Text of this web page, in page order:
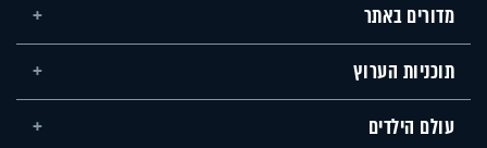
מדורים באתר
תוכניות הערוץ
עולם הילדים